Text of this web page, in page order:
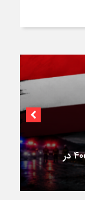
۳فوتی در واژگونی و آتش‌سوزی پژو ۴۰۵ در